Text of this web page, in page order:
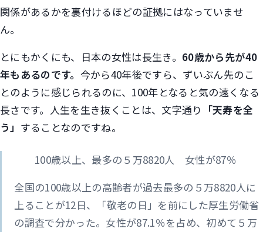
関係があるかを裏付けるほどの証拠にはなっていませ
ん。
とにもかくにも、日本の女性は長生き。 60歳から先が40
年もあるのです。 今から40年後ですら、ずいぶん先のこ
とのように感じられるのに、100年となると気の遠くなる
長さです。人生を生き抜くことは、文字通り 「天寿を全
う」 することなのですね。
100歳以上、最多の５万8820人 女性が87％
全国の100歳以上の高齢者が過去最多の５万8820人に
上ることが12日、「敬老の日」を前にした厚生労働省
の調査で分かった。女性が87.1％を占め、初めて５万